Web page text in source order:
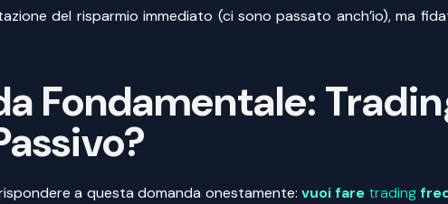
del risparmio immediato (ci sono passato anch’io), ma
Fondamentale:
a questa domanda onestamente: vuoi fare trading